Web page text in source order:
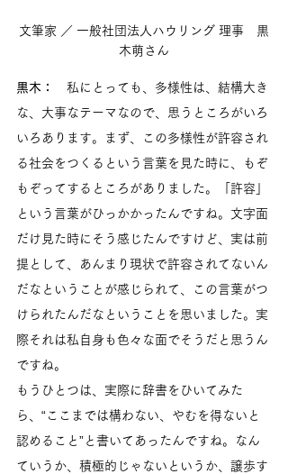
文筆家 ／ 一般社団法人ハウリング 理事 黒
木萌さん
黒木：
私にとっても、多様性は、結構大き
な、大事なテーマなので、思うところがいろ
いろあります。まず、この多様性が許容され
る社会をつくるという言葉を見た時に、もぞ
もぞってするところがありました。「許容」
という言葉がひっかかったんですね。文字面
だけ見た時にそう感じたんですけど、実は前
提として、あんまり現状で許容されてないん
だなということが感じられて、この言葉がつ
けられたんだなということを思いました。実
際それは私自身も色々な面でそうだと思うん
ですね。
もうひとつは、実際に辞書をひいてみた
ら、“ここまでは構わない、やむを得ないと
認めること”と書いてあったんですね。なん
ていうか、積極的じゃないというか、譲歩す